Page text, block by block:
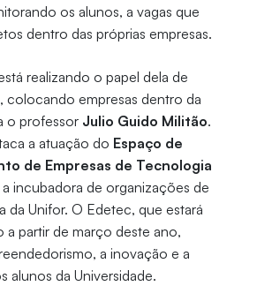
os alunos, a vagas que
dentro das próprias empresas.
realizando o papel dela de
colocando empresas dentro da
o professor Julio Guido Militão.
a atuação do Espaço de
de Empresas de Tecnologia
incubadora de organizações de
da Unifor. O Edetec, que estará
a partir de março deste ano,
a inovação e a
alunos da Universidade.